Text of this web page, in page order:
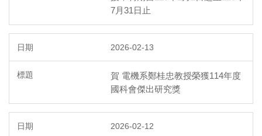
7月31日止
2026-02-13
賀 電機系鄭桂忠教授榮獲114年度
國科會傑出研究獎
2026-02-12